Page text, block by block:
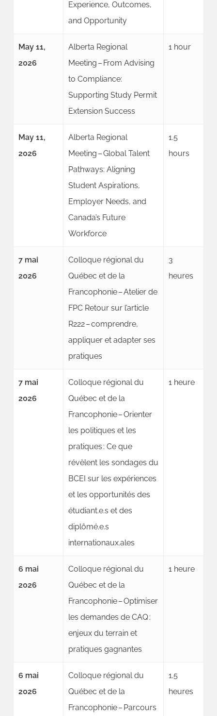
Experience, Outcomes,
and Opportunity
May 11,
2026
Alberta Regional
Meeting – From Advising
to Compliance:
Supporting Study Permit
Extension Success
1 hour
May 11,
2026
Alberta Regional
Meeting – Global Talent
Pathways: Aligning
Student Aspirations,
Employer Needs, and
Canada’s Future
Workforce
1.5
hours
7 mai
2026
Colloque régional du
Québec et de la
Francophonie – Atelier de
FPC Retour sur l’article
R222 – comprendre,
appliquer et adapter ses
pratiques
3
heures
7 mai
2026
Colloque régional du
Québec et de la
Francophonie – Orienter
les politiques et les
pratiques : Ce que
révèlent les sondages du
BCEI sur les expériences
et les opportunités des
étudiant.e.s et des
diplômé.e.s
internationaux.ales
1 heure
6 mai
2026
Colloque régional du
Québec et de la
Francophonie – Optimiser
les demandes de CAQ :
enjeux du terrain et
pratiques gagnantes
1 heure
6 mai
2026
Colloque régional du
Québec et de la
Francophonie – Parcours
1.5
heures